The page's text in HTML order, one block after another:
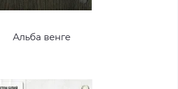
Альба венге